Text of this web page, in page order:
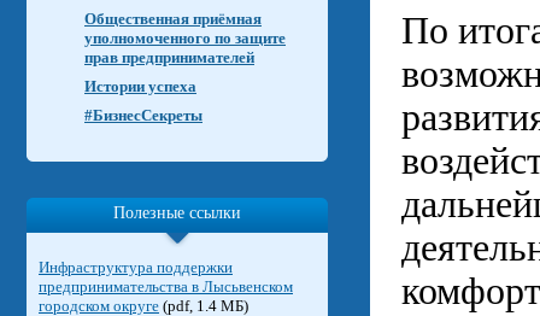
Общественная приёмная
уполномоченного по защите
прав предпринимателей
Истории успеха
#БизнесСекреты
Полезные ссылки
Инфраструктура поддержки
предпринимательства в Лысьвенском
городском округе (pdf, 1.4 МБ)
По